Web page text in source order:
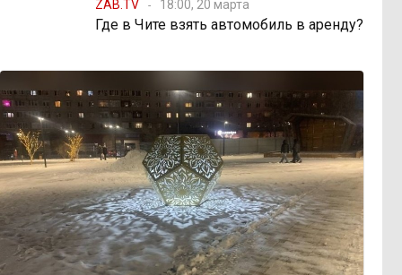
ZAB.TV 18:00, 20 марта
Где в Чите взять автомобиль в аренду?